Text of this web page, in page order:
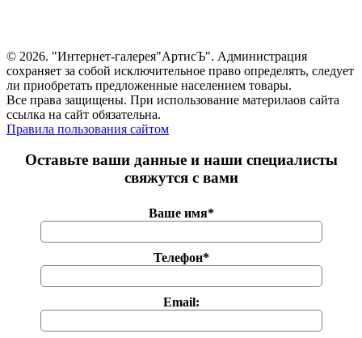
© 2026. "Интернет-галерея"АртисЪ". Администрация
сохраняет за собой исключительное право определять, следует
ли приобретать предложенные населением товары.
Все права защищены. При использование материлаов сайта
ссылка на сайт обязательна.
Правила пользования сайтом
Оставьте ваши данные и наши специалисты
свяжутся с вами
Ваше имя*
Телефон*
Email: